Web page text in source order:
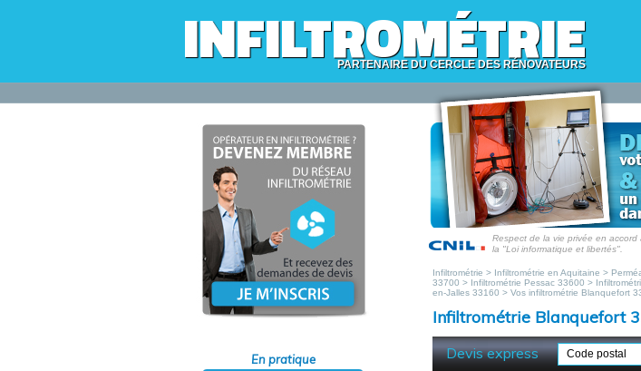
INFILTROMÉTRIE
PARTENAIRE DU CERCLE DES RÉNOVATEURS
En pratique
Respect de la vie privée en
la "Loi informatique et libertés".
Infiltrométrie > Infiltrométrie en Aquitaine >
33700 > Infiltrométrie Pessac 33600 >
en-Jalles 33160 > Vos infiltrométrie Blanquefort
Infiltrométrie Blanquefort
Devis express Code postal